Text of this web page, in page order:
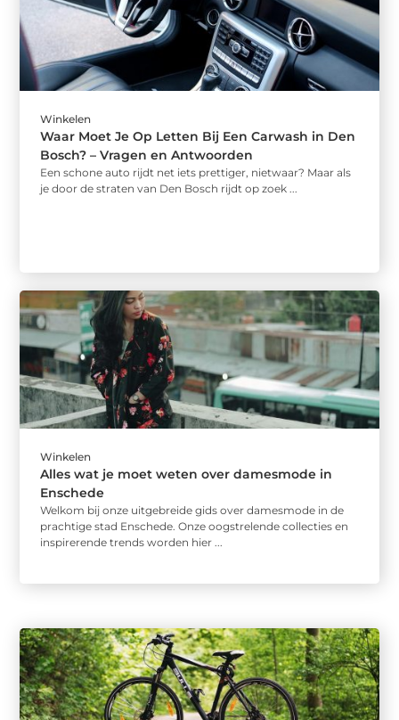
Winkelen
Waar Moet Je Op Letten Bij Een Carwash in Den
Bosch? – Vragen en Antwoorden
Een schone auto rijdt net iets prettiger, nietwaar? Maar als
je door de straten van Den Bosch rijdt op zoek ...
Winkelen
Alles wat je moet weten over damesmode in
Enschede
Welkom bij onze uitgebreide gids over damesmode in de
prachtige stad Enschede. Onze oogstrelende collecties en
inspirerende trends worden hier ...